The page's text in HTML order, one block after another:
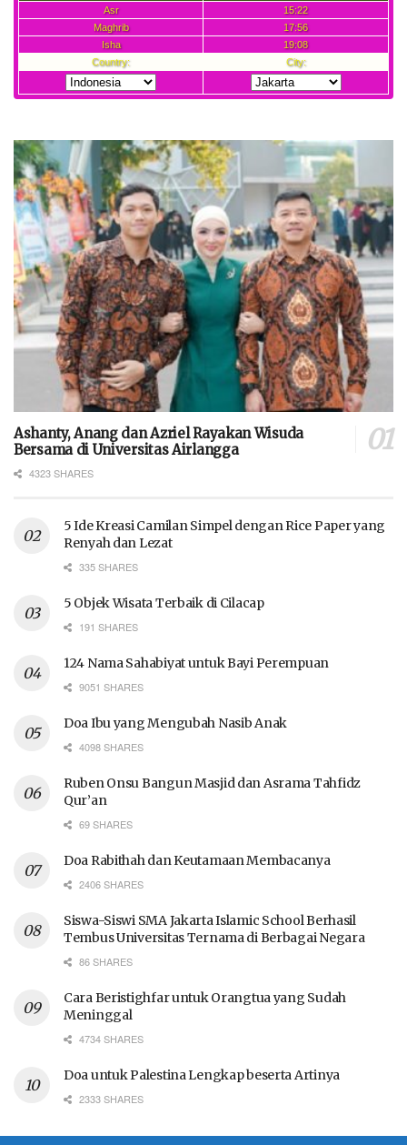
Ashanty, Anang dan Azriel Rayakan Wisuda
Bersama di Universitas Airlangga
4323 SHARES
5 Ide Kreasi Camilan Simpel dengan Rice Paper yang
Renyah dan Lezat
335 SHARES
5 Objek Wisata Terbaik di Cilacap
191 SHARES
124 Nama Sahabiyat untuk Bayi Perempuan
9051 SHARES
Doa Ibu yang Mengubah Nasib Anak
4098 SHARES
Ruben Onsu Bangun Masjid dan Asrama Tahfidz
Qur’an
69 SHARES
Doa Rabithah dan Keutamaan Membacanya
2406 SHARES
Siswa-Siswi SMA Jakarta Islamic School Berhasil
Tembus Universitas Ternama di Berbagai Negara
86 SHARES
Cara Beristighfar untuk Orangtua yang Sudah
Meninggal
4734 SHARES
Doa untuk Palestina Lengkap beserta Artinya
2333 SHARES